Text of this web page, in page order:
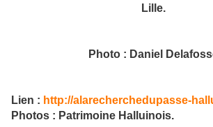
Lille.
Photo : Daniel
Lien : http://alarecherchedupasse-
Photos : Patrimoine Halluinois.